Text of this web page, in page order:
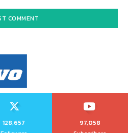
128,657
97,058